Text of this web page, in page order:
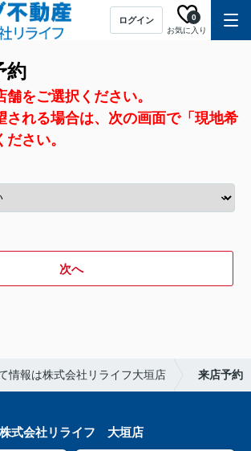
ログイン
お気に入り
0
約
をご選択ください。
れる場合は、次の画面で「現地希
さい。
次へ
情報は株式会社リライフ大垣店 来店予約
株式会社リライフ 大垣店